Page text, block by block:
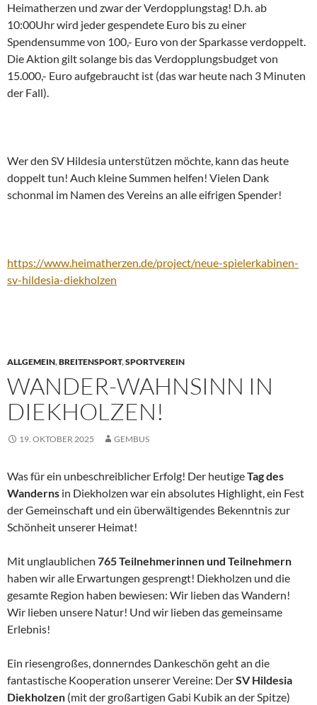
Heimatherzen und zwar der Verdopplungstag! D.h. ab
10:00Uhr wird jeder gespendete Euro bis zu einer
Spendensumme von 100,- Euro von der Sparkasse verdoppelt.
Die Aktion gilt solange bis das Verdopplungsbudget von
15.000,- Euro aufgebraucht ist (das war heute nach 3 Minuten
der Fall).
Wer den SV Hildesia unterstützen möchte, kann das heute
doppelt tun! Auch kleine Summen helfen! Vielen Dank
schonmal im Namen des Vereins an alle eifrigen Spender!
https://www.heimatherzen.de/project/neue-spielerkabinen-
sv-hildesia-diekholzen
ALLGEMEIN,BREITENSPORT,SPORTVEREIN
WANDER-WAHNSINN IN
DIEKHOLZEN!
19. OKTOBER 2025 GEMBUS
Was für ein unbeschreiblicher Erfolg! Der heutigeTag des
Wanderns in Diekholzen war ein absolutes Highlight, ein Fest
der Gemeinschaft und ein überwältigendes Bekenntnis zur
Schönheit unserer Heimat!
Mit unglaublichen 765 Teilnehmerinnen und Teilnehmern
haben wir alle Erwartungen gesprengt! Diekholzen und die
gesamte Region haben bewiesen: Wir lieben das Wandern!
Wir lieben unsere Natur! Und wir lieben das gemeinsame
Erlebnis!
Ein riesengroßes, donnerndes Dankeschön geht an die
fantastische Kooperation unserer Vereine: DerSV Hildesia
Diekholzen (mit der großartigen Gabi Kubik an der Spitze)